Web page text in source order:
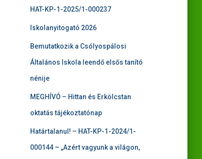
HAT-KP-1-2025/1-000237
Iskolanyitogató 2026
Bemutatkozik a Csólyospálosi
Általános Iskola leendő elsős tanító
nénije
MEGHÍVÓ – Hittan és Erkölcstan
oktatás tájékoztatónap
Határtalanul! – HAT-KP-1-2024/1-
000144 – „Azért vagyunk a világon,